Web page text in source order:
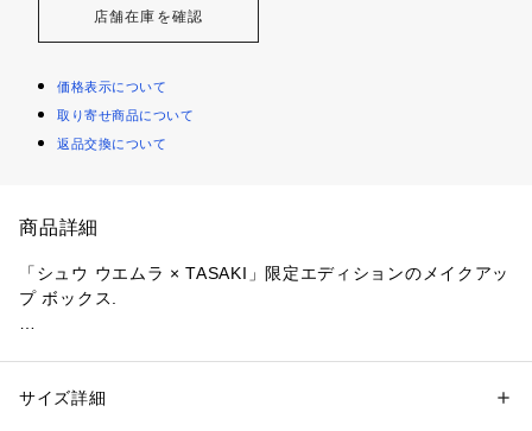
店舗在庫を確認
価格表示について
取り寄せ商品について
返品交換について
商品詳細
「シュウ ウエムラ × TASAKI」限定エディションのメイクアッ
プ ボックス.
ップが宿っている。
性別：レディース
サイズ詳細